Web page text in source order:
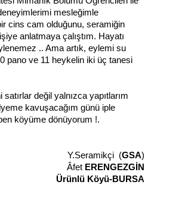
mesleğimle
cins cam olduğunu, seramiğin
anlatmaya çalıştım. Hayatı
.. Ama artık, eylemi su
pano ve 11 heykelin iki üç tanesi
değil yalnızca yapıtlarım
kavuşacağım günü iple
köyüme dönüyorum !.
Y.Seramikçi (GSA)
Âfet ERENGEZGİN
Ürünlü Köyü-BURSA